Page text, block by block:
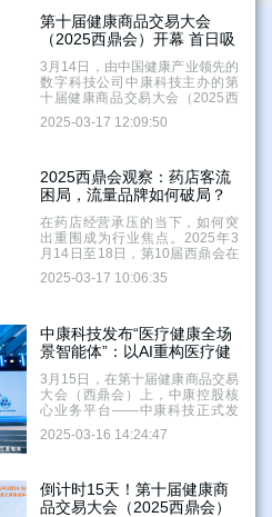
了前来交流、洽谈的参展商与采
购决策者。这场为期五天的盛
会，自开幕起便备受瞩目。超
1000家健康产业上游供应链厂商
携各式健康品类参展，精心构建
的高潜品类主题展馆，宛如一扇
康产业的深度赋能。
第十届健康商品交易大会
（2025西鼎会）开幕 首日吸
引了超三万名参会代表
3月14日，由中国健康产业领先的
数字科技公司中康科技主办的第
十届健康商品交易大会（2025西
鼎会）在浙江湖州龙之梦会议中
心开幕。开幕首日，吸引了超
5000家中医馆及头部私域电商等
广域终端集结，逾8000名采购决
策人现场抢滩院外健康市场。
2025-03-17 12:09:50
2025西鼎会观察：药店客流
困局，流量品牌如何破局？
在药店经营承压的当下，如何突
出重围成为行业焦点。2025年3
月14日至18日，第10届西鼎会在
浙江湖州举办，主题为“优化存
量，创造增量——构建面向未来
店生机——小葵花露年销6000万
瓶流量渠道破局”专场峰会，为药
店客流增长困境提供破局思路。
2025-03-17 10:06:35
中康科技发布“医疗健康全场
景智能体”：以AI重构医疗健
康产业新生态
3月15日，在第十届健康商品交易
大会（西鼎会）上，中康控股核
心业务平台——中康科技正式发
布“医疗健康全场景智能体”。这一
以AI技术为核心的创新成果，标
域数智化转型提供了全新范式。
2025-03-16 14:24:47
倒计时15天！第十届健康商
品交易大会（2025西鼎会）